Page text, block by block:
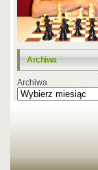
Archiwa
Archiwa